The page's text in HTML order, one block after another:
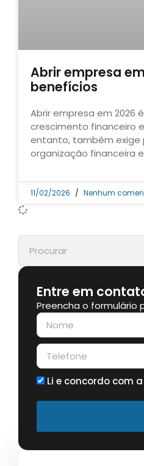
Abrir empresa
benefícios
Abrir empresa em 2026
crescimento financeiro
entanto, também exige
organização financeira
11/02/2026 Nenhum
Entre em
Preencha o
Li e concordo com a